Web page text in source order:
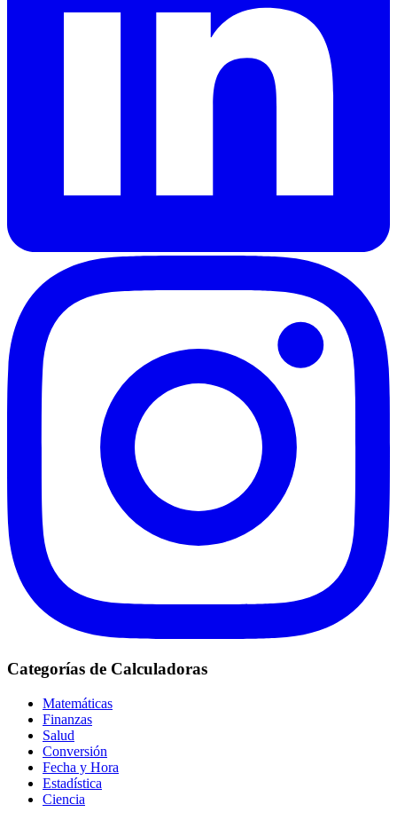
Categorías de Calculadoras
Matemáticas
Finanzas
Salud
Conversión
Fecha y Hora
Estadística
Ciencia